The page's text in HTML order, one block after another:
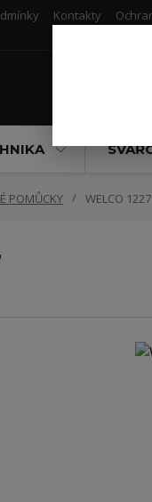
Kontakty
POMŮCKY WELCO 1227